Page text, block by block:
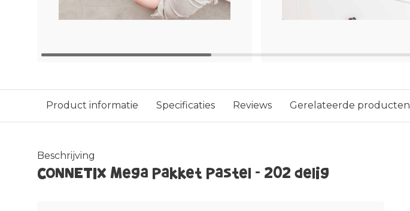
Product informatie Specificaties Reviews Gerelateerde producten
Beschrijving
CONNETIX Mega Pakket Pastel - 202 delig